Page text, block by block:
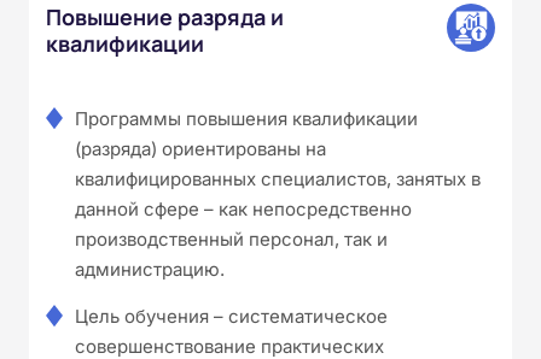
Повышение разряда и
квалификации
Программы повышения квалификации
(разряда) ориентированы на
квалифицированных специалистов, занятых в
данной сфере – как непосредственно
производственный персонал, так и
администрацию.
Цель обучения – систематическое
совершенствование практических